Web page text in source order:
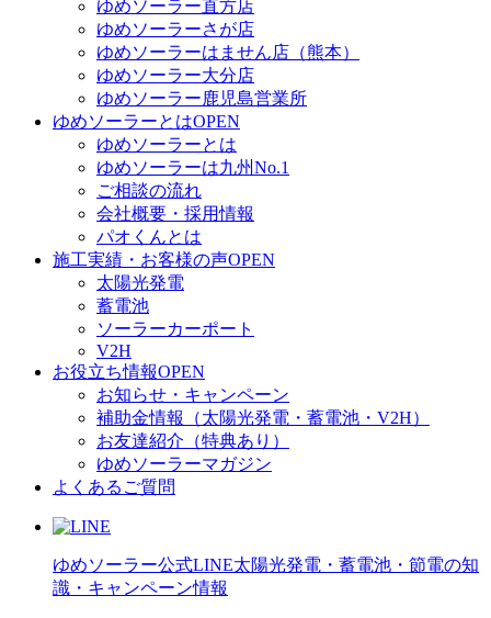
ゆめソーラー直方店
ゆめソーラーさが店
ゆめソーラーはません店（熊本）
ゆめソーラー大分店
ゆめソーラー鹿児島営業所
ゆめソーラーとはOPEN
ゆめソーラーとは
ゆめソーラーは九州No.1
ご相談の流れ
会社概要・採用情報
パオくんとは
施工実績・お客様の声OPEN
太陽光発電
蓄電池
ソーラーカーポート
V2H
お役立ち情報OPEN
お知らせ・キャンペーン
補助金情報（太陽光発電・蓄電池・V2H）
お友達紹介（特典あり）
ゆめソーラーマガジン
よくあるご質問
ゆめソーラー公式LINE太陽光発電・蓄電池・節電の知
識・キャンペーン情報